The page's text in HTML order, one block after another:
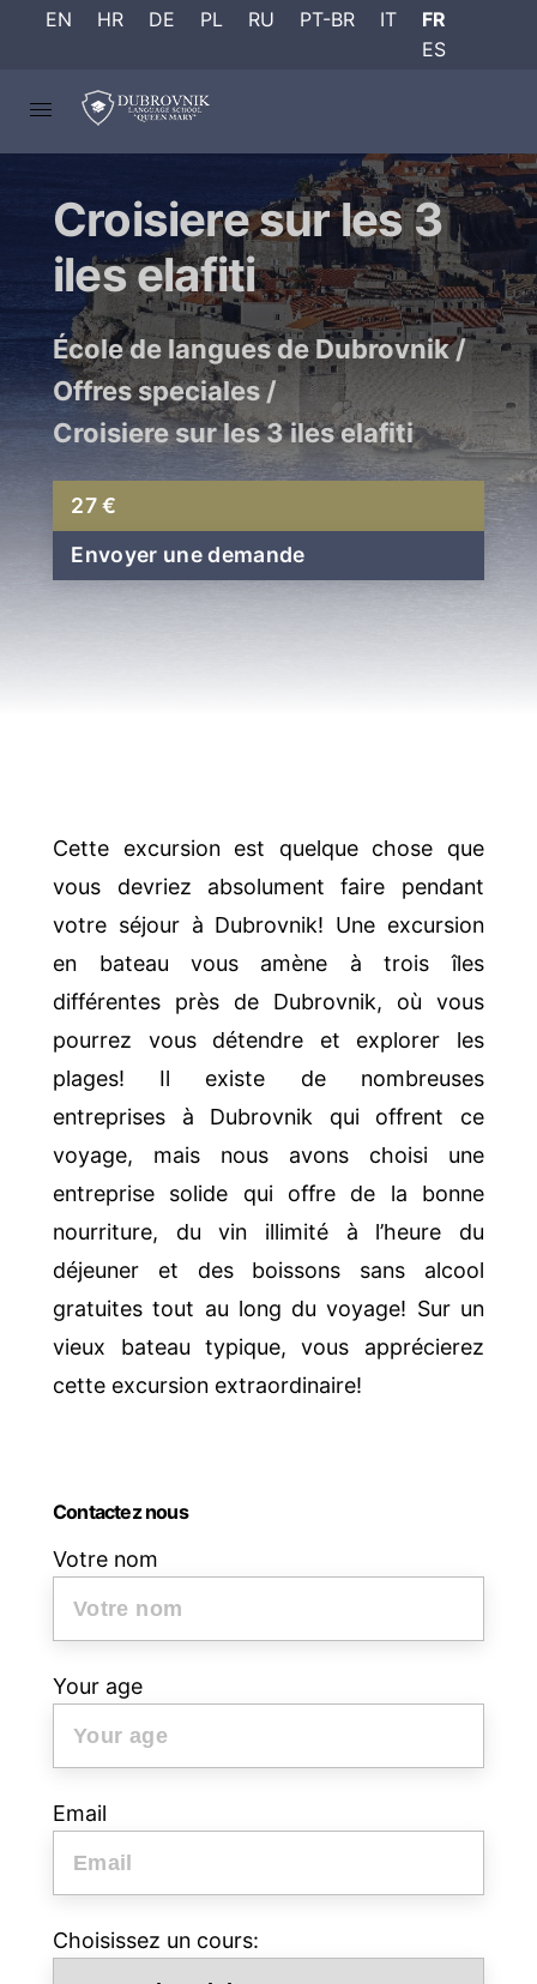
EN HR DE PL RU PT-BR IT
FR
ES
Croisiere sur les 3
iles elafiti
École de langues de Dubrovnik/
Offres speciales /
Croisiere sur les 3 iles elafiti
27 €
Envoyer une demande
Cette excursion est quelque chose que
vous devriez absolument faire pendant
votre séjour à Dubrovnik! Une excursion
en bateau vous amène à trois îles
différentes près de Dubrovnik, où vous
pourrez vous détendre et explorer les
plages! Il existe de nombreuses
entreprises à Dubrovnik qui offrent ce
voyage, mais nous avons choisi une
entreprise solide qui offre de la bonne
nourriture, du vin illimité à l’heure du
déjeuner et des boissons sans alcool
gratuites tout au long du voyage! Sur un
vieux bateau typique, vous apprécierez
cette excursion extraordinaire!
Contactez nous
Votre nom
Your age
Email
Choisissez un cours: